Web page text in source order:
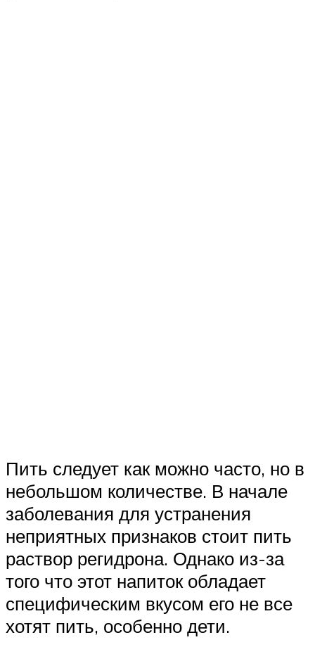
Пить следует как можно часто, но в
небольшом количестве. В начале
заболевания для устранения
неприятных признаков стоит пить
раствор регидрона. Однако из-за
того что этот напиток обладает
специфическим вкусом его не все
хотят пить, особенно дети.